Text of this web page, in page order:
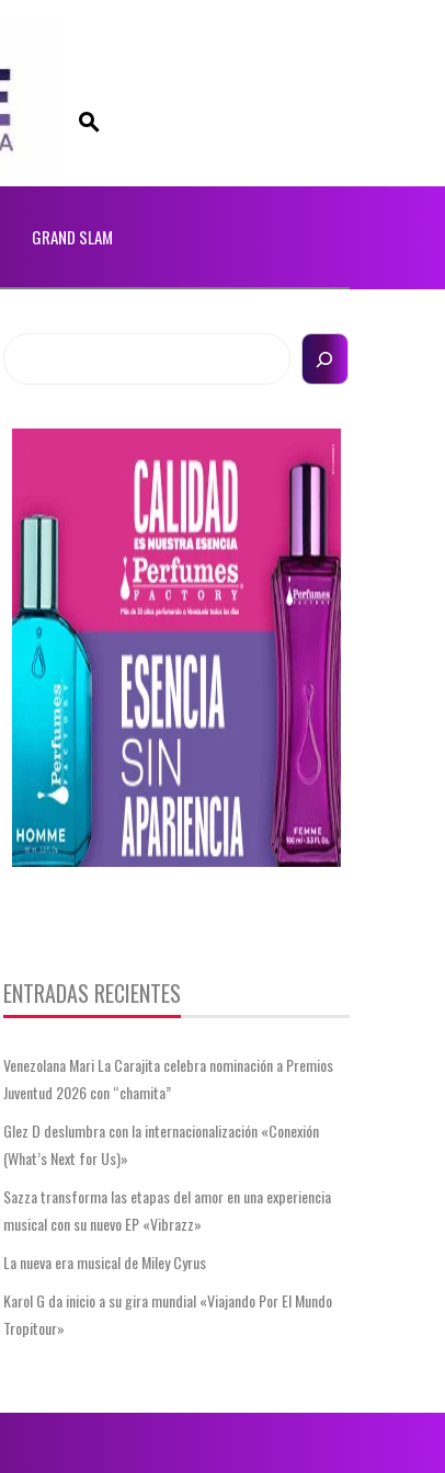
GRAND SLAM
ENTRADAS RECIENTES
Venezolana Mari La Carajita celebra nominación a Premios
Juventud 2026 con “chamita”
Glez D deslumbra con la internacionalización «Conexión
(What’s Next for Us)»
Sazza transforma las etapas del amor en una experiencia
musical con su nuevo EP «Vibrazz»
La nueva era musical de Miley Cyrus
Karol G da inicio a su gira mundial «Viajando Por El Mundo
Tropitour»